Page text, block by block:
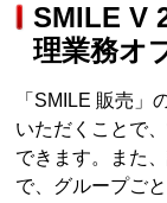
SMILE V
理業務オ
「SMILE 販売」
いただくことで
できます。また
で、グループご